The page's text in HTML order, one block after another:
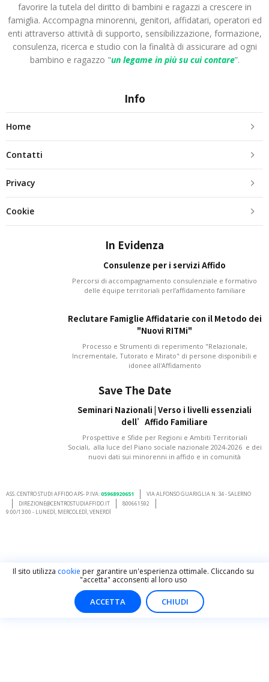
favorire la tutela del diritto di bambini e ragazzi a crescere in
famiglia. Accompagna minorenni, genitori, affidatari, operatori ed
enti attraverso attività di supporto, sensibilizzazione, formazione,
consulenza, ricerca e studio con la finalità di assicurare ad ogni
bambino e ragazzo "un legame in più su cui contare”.
Info
Home
Contatti
Privacy
Cookie
In Evidenza
Consulenze per i servizi Affido
Percorsi di accompagnamento consulenziale e formativo
delle équipe territoriali perl’affidamento familiare
Reclutare Famiglie Affidatarie con il Metodo dei
"Nuovi RITMi"
Processo e Strumenti di reperimento "Relazionale,
Incrementale, Tutorato e Mirato" di persone disponibili e
idonee all'Affidamento
Save The Date
Seminari Nazionali | Verso i livelli essenziali
dell’Affido Familiare
Prospettive e Sfide per Regioni e Ambiti Territoriali
Sociali, alla luce del Piano sociale nazionale 2024-2026 e dei
nuovi dati sui minorenni in affido e in comunità
ASS. CENTRO STUDI AFFIDO APS- P.IVA:05968920651
VIA ALFONSO GUARIGLIA N. 34 - SALERNO
DIREZIONE@CENTROSTUDIAFFIDO.IT
800661592
9:00/13:00 - LUNEDÌ, MERCOLEDÌ, VENERDÌ
Il sito utilizza cookie per garantire un'esperienza ottimale. Cliccando su
"accetta" acconsenti al loro uso
ACCETTA CHIUDI